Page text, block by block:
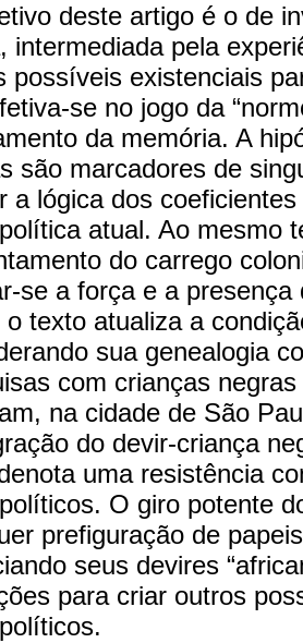
deste artigo é o de
intermediada pela
possíveis existenciais
se no jogo da
da memória. A
são marcadores de
a lógica dos
atual. Ao mesmo
do carrego
se a força e a
o texto atualiza a
sua genealogia
com crianças
na cidade de São
do devir-criança
uma resistência
O giro potente
prefiguração de
seus devires
para criar outros